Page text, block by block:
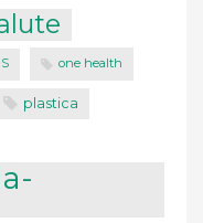
one health
plastica